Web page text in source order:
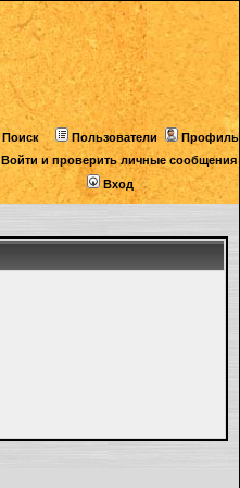
Поиск Пользователи
Профиль
Войти и проверить личные сообщения
Вход